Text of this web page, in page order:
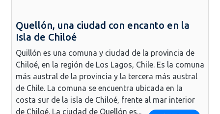
Quellón, una ciudad con encanto en la
Isla de Chiloé
Quillón es una comuna y ciudad de la provincia de
Chiloé, en la región de Los Lagos, Chile. Es la comuna
más austral de la provincia y la tercera más austral
de Chile. La comuna se encuentra ubicada en la
costa sur de la isla de Chiloé, frente al mar interior
de Chiloé. La ciudad de Quellón es...